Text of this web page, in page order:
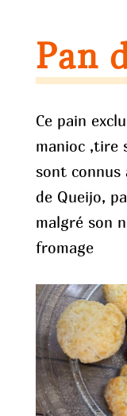
Pan
Ce pain
manioc ,tire
sont connus
de Queijo,
malgré son
fromage